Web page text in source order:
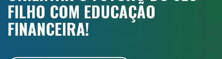
FILHO COM EDUCAÇÃO
FINANCEIRA!